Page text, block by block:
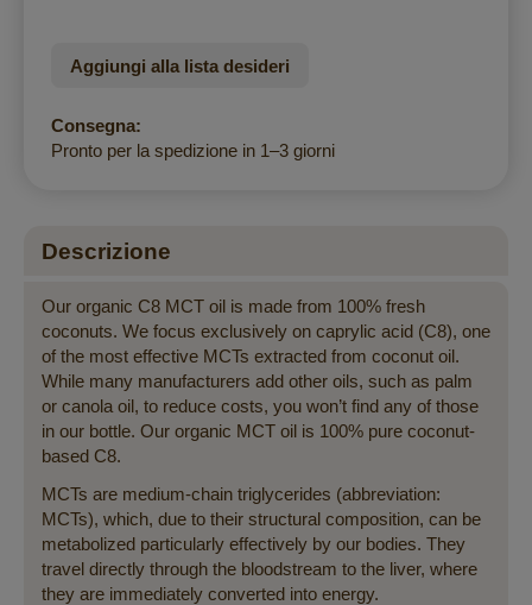
Aggiungi alla lista desideri
Consegna:
Pronto per la spedizione in 1–3 giorni
Descrizione
Our organic C8 MCT oil is made from 100% fresh
coconuts. We focus exclusively on caprylic acid (C8), one
of the most effective MCTs extracted from coconut oil.
While many manufacturers add other oils, such as palm
or canola oil, to reduce costs, you won’t find any of those
in our bottle. Our organic MCT oil is 100% pure coconut-
based C8.
MCTs are medium-chain triglycerides (abbreviation:
MCTs), which, due to their structural composition, can be
metabolized particularly effectively by our bodies. They
travel directly through the bloodstream to the liver, where
they are immediately converted into energy.